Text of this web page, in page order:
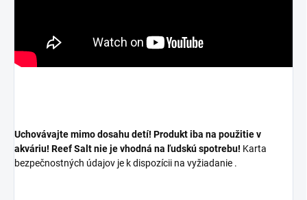
Uchovávajte mimo dosahu detí! Produkt iba na použitie v
akváriu! Reef Salt nie je vhodná na ľudskú spotrebu! Karta
bezpečnostných údajov je k dispozícii na vyžiadanie .